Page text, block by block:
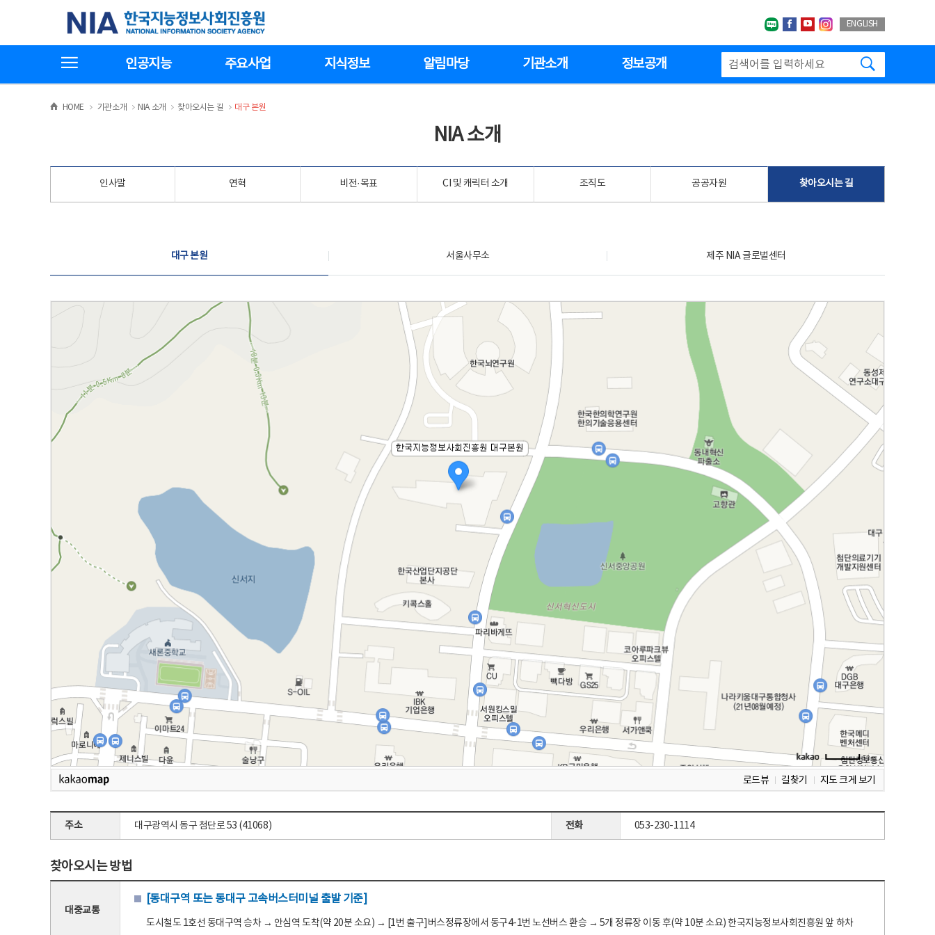
기
한국지능정보사회진흥원
네이버블로그
페이스북
유투브인스타그랩
ENGLISH
인공지능 주요사업 지식정보 알림마당 기관소개 정보공개
HOME >
기관소개 >NIA 소개 >
찾아오시는 길 >
대구 본원
NIA 소개
인사말 연혁 비전·목표 CI 및 캐릭터 소개 조직도 공공자원 찾아오시는 길
대구 본원 서울사무소 제주 NIA 글로벌센터
로드뷰 길찾기 지도 크게 보기
주소 대구광역시 동구 첨단로 53 (41068) 전화 053-230-1114
찾아오시는 방법
대중교통
[동대구역 또는 동대구 고속버스터미널 출발 기준]
도시철도 1호선 동대구역 승차 → 안심역 도착(약 20분 소요) → [1번 출구]버스정류장에서 동구4-1번 노선버스 환승 → 5개 정류장 이동 후(약 10분 소요) 한국지능정보사회진흥원 앞 하차